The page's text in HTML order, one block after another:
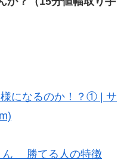
になるのか！？① | サ
ん 勝てる人の特徴